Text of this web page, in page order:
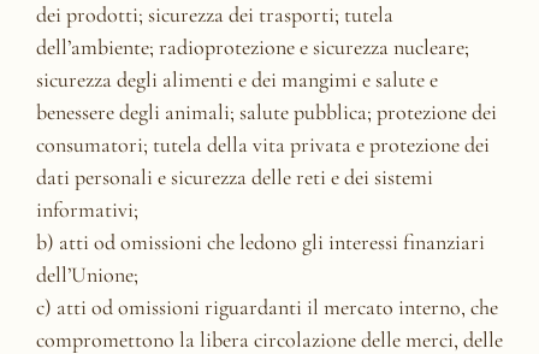
dei prodotti; sicurezza dei trasporti; tutela
dell’ambiente; radioprotezione e sicurezza nucleare;
sicurezza degli alimenti e dei mangimi e salute e
benessere degli animali; salute pubblica; protezione dei
consumatori; tutela della vita privata e protezione dei
dati personali e sicurezza delle reti e dei sistemi
informativi;
b) atti od omissioni che ledono gli interessi finanziari
dell’Unione;
c) atti od omissioni riguardanti il mercato interno, che
compromettono la libera circolazione delle merci, delle